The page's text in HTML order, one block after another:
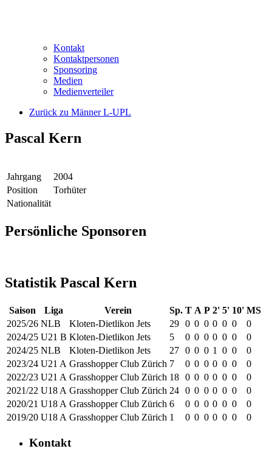
Kontakt
Kontaktpersonen
Sponsoring
Medien
Medienverteiler
Zurück zu Männer L-UPL
Pascal Kern
Jahrgang
2004
Position
Torhüter
Nationalität
Persönliche Sponsoren
Statistik Pascal Kern
Saison Liga Verein Sp. T A P 2' 5' 10' MS
2025/26 NLB Kloten-Dietlikon Jets 29 0 0 0 0 0 0
0
2024/25 U21 B Kloten-Dietlikon Jets 5 0 0 0 0 0 0
0
2024/25 NLB Kloten-Dietlikon Jets 27 0 0 0 1 0 0
0
2023/24 U21 A Grasshopper Club Zürich 7 0 0 0 0 0 0
0
2022/23 U21 A Grasshopper Club Zürich 18 0 0 0 0 0 0
0
2021/22 U18 A Grasshopper Club Zürich 24 0 0 0 0 0 0
0
2020/21 U18 A Grasshopper Club Zürich 6 0 0 0 0 0 0
0
2019/20 U18 A Grasshopper Club Zürich 1 0 0 0 0 0 0 0
Kontakt